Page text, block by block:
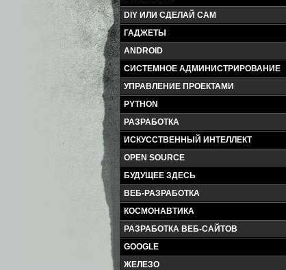
DIY ИЛИ СДЕЛАЙ САМ
ГАДЖЕТЫ
ANDROID
СИСТЕМНОЕ АДМИНИСТРИРОВАНИЕ
УПРАВЛЕНИЕ ПРОЕКТАМИ
PYTHON
РАЗРАБОТКА
ИСКУССТВЕННЫЙ ИНТЕЛЛЕКТ
OPEN SOURCE
БУДУЩЕЕ ЗДЕСЬ
ВЕБ-РАЗРАБОТКА
КОСМОНАВТИКА
РАЗРАБОТКА ВЕБ-САЙТОВ
GOOGLE
ЖЕЛЕЗО